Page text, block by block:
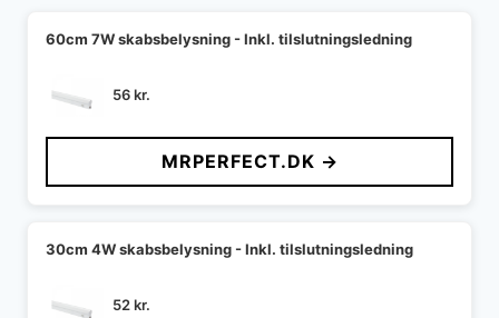
60cm 7W skabsbelysning - Inkl. tilslutningsledning
56kr.
MRPERFECT.DK →
30cm 4W skabsbelysning - Inkl. tilslutningsledning
52kr.